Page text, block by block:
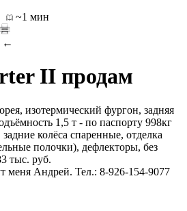
~1 мин
←
II продам
изотермический фургон, задняя
1,5 т - по паспорту 998кг
колёса спаренные, отделка
полочки), дефлекторы, без
тыс. руб.
меня Андрей. Тел.: 8-926-154-9077